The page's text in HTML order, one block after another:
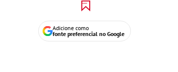
Adicione como
fonte preferencial no Google